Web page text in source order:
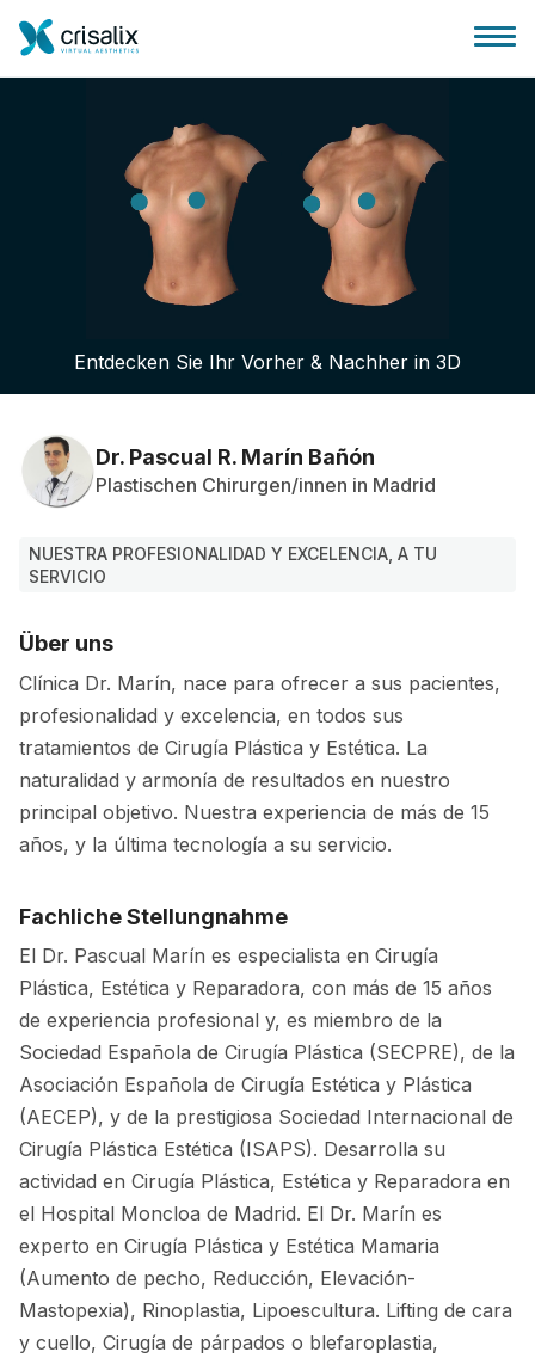
Startseite für Chirurgen
3D-Business-Plattform
Pläne
Bewertungen von Patienten
Entdecken Sie Ihr Vorher & Nachher in 3D
Dr. Pascual R. Marín Bañón
Plastischen Chirurgen/innen in Madrid
NUESTRA PROFESIONALIDAD Y EXCELENCIA, A TU
SERVICIO
Über uns
Clínica Dr. Marín, nace para ofrecer a sus pacientes,
profesionalidad y excelencia, en todos sus
tratamientos de Cirugía Plástica y Estética. La
naturalidad y armonía de resultados en nuestro
principal objetivo. Nuestra experiencia de más de 15
años, y la última tecnología a su servicio.
Fachliche Stellungnahme
El Dr. Pascual Marín es especialista en Cirugía
Plástica, Estética y Reparadora, con más de 15 años
de experiencia profesional y, es miembro de la
Sociedad Española de Cirugía Plástica (SECPRE), de la
Asociación Española de Cirugía Estética y Plástica
(AECEP), y de la prestigiosa Sociedad Internacional de
Cirugía Plástica Estética (ISAPS). Desarrolla su
actividad en Cirugía Plástica, Estética y Reparadora en
el Hospital Moncloa de Madrid. El Dr. Marín es
experto en Cirugía Plástica y Estética Mamaria
(Aumento de pecho, Reducción, Elevación-
Mastopexia), Rinoplastia, Lipoescultura. Lifting de cara
y cuello, Cirugía de párpados o blefaroplastia,